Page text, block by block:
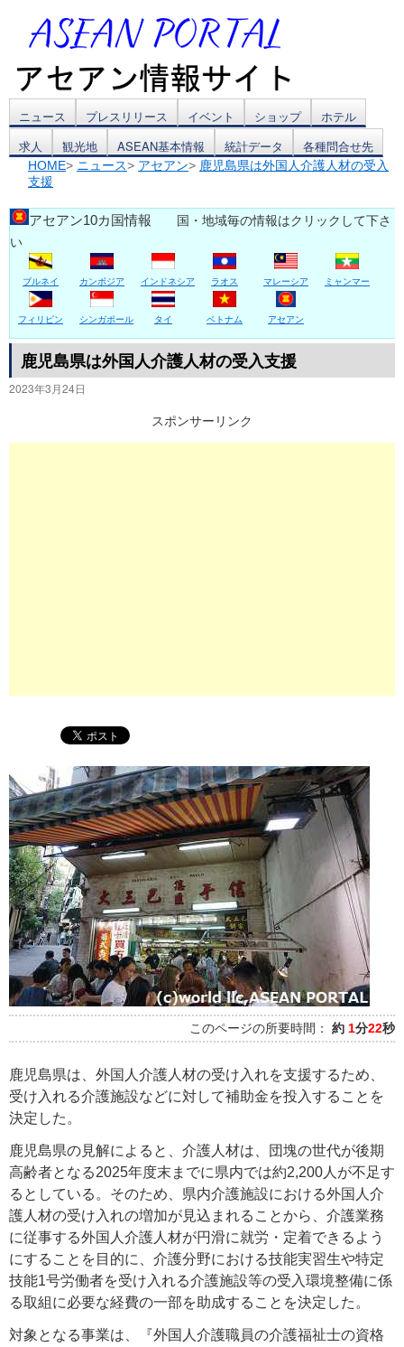
コ
ン
テ
ン
ツ
へ
ス
キ
ッ
ニュース プレスリリース イベント ショップ
ホテル
求人
観光地 ASEAN基本情報 統計データ 各種問合せ先
HOME> ニュース> アセアン> 鹿児島県は外国人介護人材の受入
支援
アセアン10カ国情報 国・地域毎の情報はクリックして下さ
い
ブルネイ カンボジア インドネシア ラオス マレーシア ミャンマー
フィリピン シンガポール タイ ベトナム アセアン
鹿児島県は外国人介護人材の受入支援
2023年3月24日
スポンサーリンク
このページの所要時間： 約 1分22秒
鹿児島県は、外国人介護人材の受け入れを支援するため、
受け入れる介護施設などに対して補助金を投入することを
決定した。
鹿児島県の見解によると、介護人材は、団塊の世代が後期
高齢者となる2025年度末までに県内では約2,200人が不足す
るとしている。そのため、県内介護施設における外国人介
護人材の受け入れの増加が見込まれることから、介護業務
に従事する外国人介護人材が円滑に就労・定着できるよう
にすることを目的に、介護分野における技能実習生や特定
技能1号労働者を受け入れる介護施設等の受入環境整備に係
る取組に必要な経費の一部を助成することを決定した。
対象となる事業は、『外国人介護職員の介護福祉士の資格